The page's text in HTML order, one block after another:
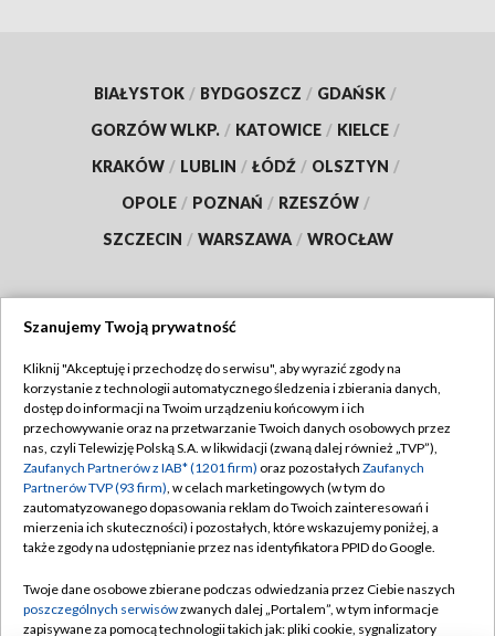
BIAŁYSTOK / BYDGOSZCZ / GDAŃSK /
GORZÓW WLKP. / KATOWICE / KIELCE /
KRAKÓW / LUBLIN / ŁÓDŹ / OLSZTYN /
OPOLE / POZNAŃ / RZESZÓW /
SZCZECIN / WARSZAWA / WROCŁAW
TVP
Abonament TVP
Emisja w TVP
Centrum informacji TVP
Naziemna Telewizja Cyfrowa
Rada Programowa
Regulamin TVP
Polityka prywatności
Moje zgody
Pomoc
Kontakt
Szanujemy Twoją prywatność
Kliknij "Akceptuję i przechodzę do serwisu", aby wyrazić zgody na
korzystanie z technologii automatycznego śledzenia i zbierania danych,
dostęp do informacji na Twoim urządzeniu końcowym i ich
przechowywanie oraz na przetwarzanie Twoich danych osobowych przez
nas, czyli Telewizję Polską S.A. w likwidacji (zwaną dalej również „TVP”),
Zaufanych Partnerów z IAB* (1201 firm) oraz pozostałych Zaufanych
Partnerów TVP (93 firm), w celach marketingowych (w tym do
zautomatyzowanego dopasowania reklam do Twoich zainteresowań i
mierzenia ich skuteczności) i pozostałych, które wskazujemy poniżej, a
także zgody na udostępnianie przez nas identyfikatora PPID do Google.
Twoje dane osobowe zbierane podczas odwiedzania przez Ciebie naszych
poszczególnych serwisówzwanych dalej „Portalem”, w tym informacje
zapisywane za pomocą technologii takich jak: pliki cookie, sygnalizatory